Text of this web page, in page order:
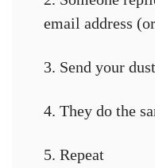
email address
3. Send your
4. They do the
5. Repeat